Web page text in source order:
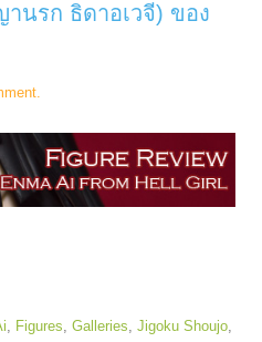
นรก ธิดาอเวจี) ของ
Figures Galleries Jigoku Shoujo